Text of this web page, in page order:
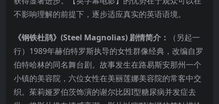
不影响理解的前提下，逐步适应真实的英语语境。
《钢铁杜鹃》(Steel Magnolias) 剧情简介：
（另起一
行）1989年赫伯特罗斯执导的女性群像经典，改编自罗
伯特哈林的同名舞台剧。故事发生在路易斯安那州一个
小镇的美容院，六位女性在美丽莲娜美容院的常客中交
织。茱莉娅罗伯茨饰演的谢尔比因I型糖尿病并发症去